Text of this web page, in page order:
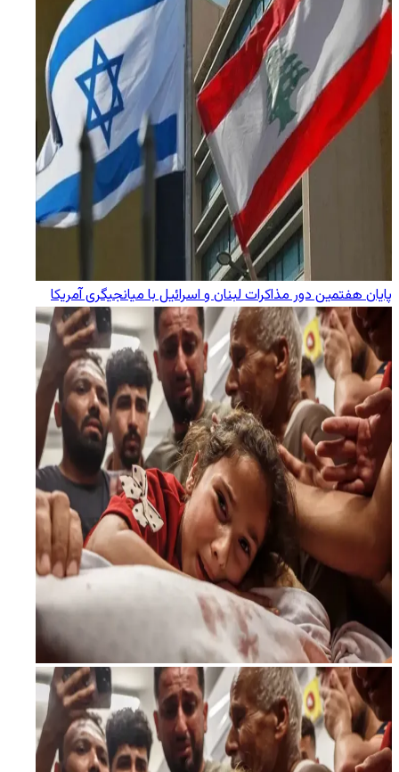
پایان هفتمین دور مذاکرات لبنان و اسرائیل با میانجیگری آمریکا